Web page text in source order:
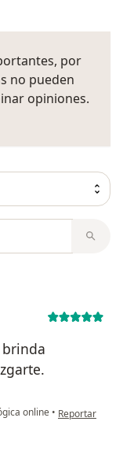
por
no pueden
opiniones.
online • en opinión del
Reportar